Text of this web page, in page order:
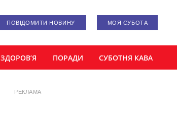
ПОВІДОМИТИ НОВИНУ МОЯ СУБОТА
ЗДОРОВ’Я ПОРАДИ СУБОТНЯ КАВА
РЕКЛАМА